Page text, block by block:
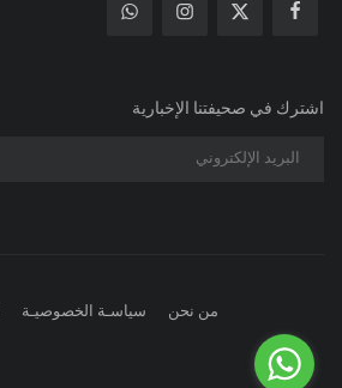
اشترك في صحيفتنا الإخبارية
من نحن سياسـة الخصوصيـة